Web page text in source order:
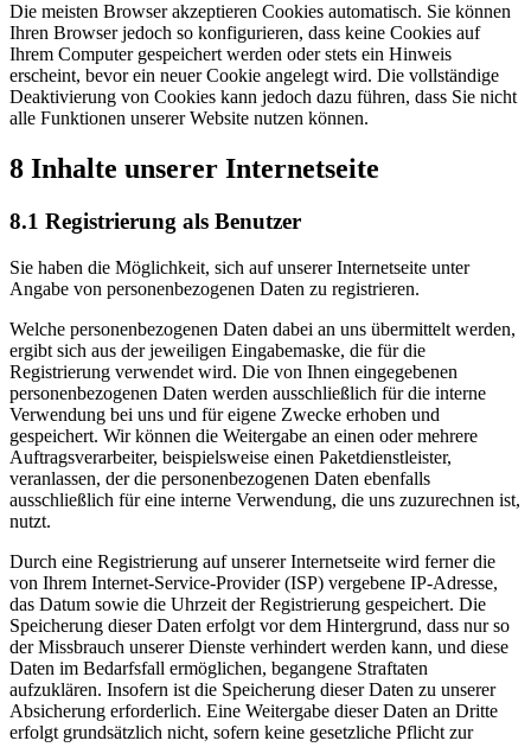
Die meisten Browser akzeptieren Cookies automatisch. Sie können
Ihren Browser jedoch so konfigurieren, dass keine Cookies auf
Ihrem Computer gespeichert werden oder stets ein Hinweis
erscheint, bevor ein neuer Cookie angelegt wird. Die vollständige
Deaktivierung von Cookies kann jedoch dazu führen, dass Sie nicht
alle Funktionen unserer Website nutzen können.
8 Inhalte unserer Internetseite
8.1 Registrierung als Benutzer
Sie haben die Möglichkeit, sich auf unserer Internetseite unter
Angabe von personenbezogenen Daten zu registrieren.
Welche personenbezogenen Daten dabei an uns übermittelt werden,
ergibt sich aus der jeweiligen Eingabemaske, die für die
Registrierung verwendet wird. Die von Ihnen eingegebenen
personenbezogenen Daten werden ausschließlich für die interne
Verwendung bei uns und für eigene Zwecke erhoben und
gespeichert. Wir können die Weitergabe an einen oder mehrere
Auftragsverarbeiter, beispielsweise einen Paketdienstleister,
veranlassen, der die personenbezogenen Daten ebenfalls
ausschließlich für eine interne Verwendung, die uns zuzurechnen ist,
nutzt.
Durch eine Registrierung auf unserer Internetseite wird ferner die
von Ihrem Internet-Service-Provider (ISP) vergebene IP-Adresse,
das Datum sowie die Uhrzeit der Registrierung gespeichert. Die
Speicherung dieser Daten erfolgt vor dem Hintergrund, dass nur so
der Missbrauch unserer Dienste verhindert werden kann, und diese
Daten im Bedarfsfall ermöglichen, begangene Straftaten
aufzuklären. Insofern ist die Speicherung dieser Daten zu unserer
Absicherung erforderlich. Eine Weitergabe dieser Daten an Dritte
erfolgt grundsätzlich nicht, sofern keine gesetzliche Pflicht zur